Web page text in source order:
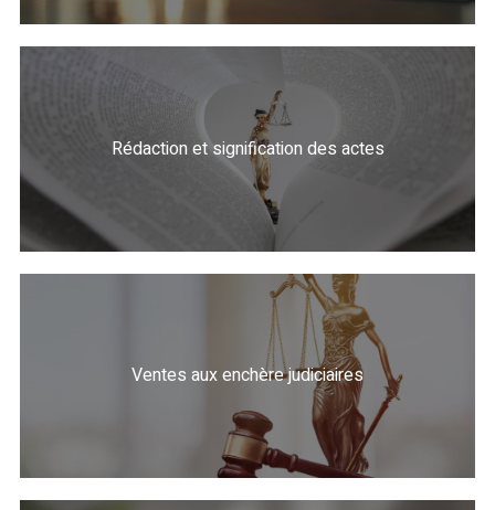
Rédaction et signification des actes
Ventes aux enchère judiciaires